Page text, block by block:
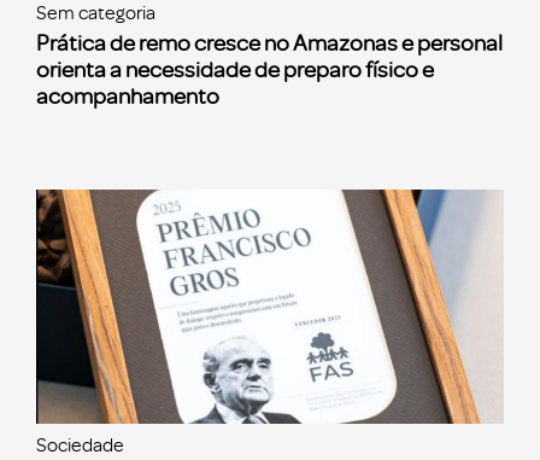
Sem categoria
Prática de remo cresce no Amazonas e personal
orienta a necessidade de preparo físico e
acompanhamento
Sociedade